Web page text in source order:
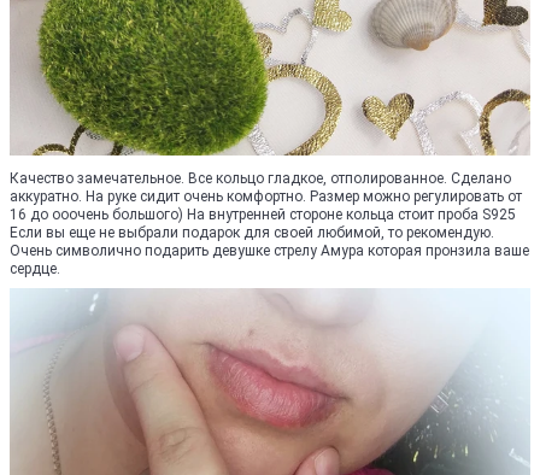
Качество замечательное. Все кольцо гладкое, отполированное. Сделано
аккуратно. На руке сидит очень комфортно. Размер можно регулировать от
16 до ооочень большого) На внутренней стороне кольца стоит проба S925
Если вы еще не выбрали подарок для своей любимой, то рекомендую.
Очень символично подарить девушке стрелу Амура которая пронзила ваше
сердце.